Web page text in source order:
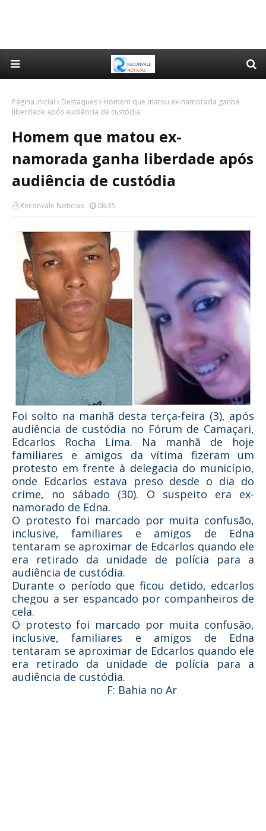
Página inicial Destaques
Homem que matou ex-namorada ganha
liberdade após audiência de custódia
Homem que matou ex-
namorada ganha liberdade após
audiência de custódia
Reconvale Noticias 08:35
Foi solto na manhã desta terça-feira (3), após
audiência de custódia no Fórum de Camaçari,
Edcarlos Rocha Lima. Na manhã de hoje
familiares e amigos da vítima fizeram um
protesto em frente à delegacia do município,
onde Edcarlos estava preso desde o dia do
crime, no sábado (30). O suspeito era ex-
namorado de Edna.
O protesto foi marcado por muita confusão,
inclusive, familiares e amigos de Edna
tentaram se aproximar de Edcarlos quando ele
era retirado da unidade de polícia para a
audiência de custódia.
Durante o período que ficou detido, edcarlos
chegou a ser espancado por companheiros de
cela.
O protesto foi marcado por muita confusão,
inclusive, familiares e amigos de Edna
tentaram se aproximar de Edcarlos quando ele
era retirado da unidade de polícia para a
audiência de custódia.
F: Bahia no Ar